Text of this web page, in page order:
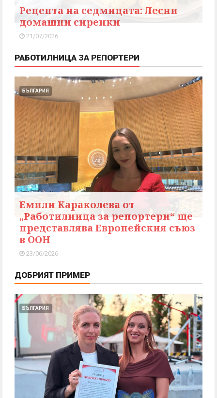
Рецепта на седмицата: Лесни
домашни сиренки
21/07/2026
РАБОТИЛНИЦА ЗА РЕПОРТЕРИ
БЪЛГАРИЯ
Емили Караколева от
„Работилница за репортери“ ще
представлява Европейския съюз
в ООН
23/06/2026
ДОБРИЯТ ПРИМЕР
БЪЛГАРИЯ